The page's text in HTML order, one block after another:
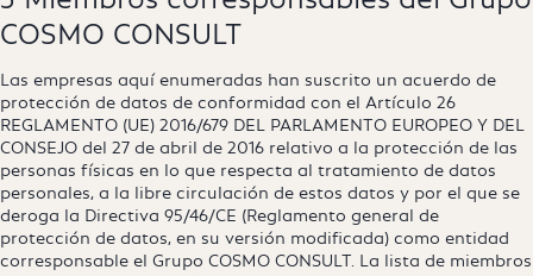
COSMO CONSULT
Las empresas aquí enumeradas han suscrito un acuerdo de
protección de datos de conformidad con el Artículo 26
REGLAMENTO (UE) 2016/679 DEL PARLAMENTO EUROPEO Y DEL
CONSEJO del 27 de abril de 2016 relativo a la protección de las
personas físicas en lo que respecta al tratamiento de datos
personales, a la libre circulación de estos datos y por el que se
deroga la Directiva 95/46/CE (Reglamento general de
protección de datos, en su versión modificada) como entidad
corresponsable el Grupo COSMO CONSULT. La lista de miembros